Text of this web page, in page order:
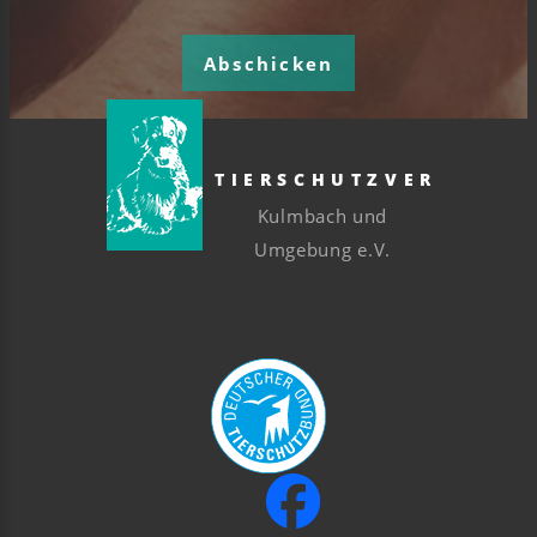
Abschicken
TIERSCHUTZVEREIN
Kulmbach und
Umgebung e.V.